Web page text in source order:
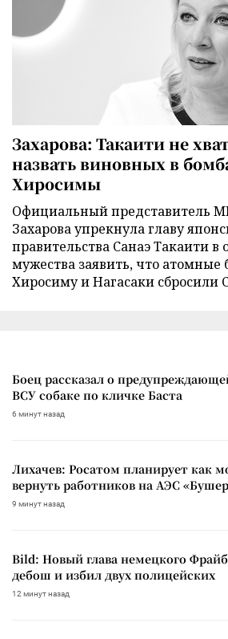
Захарова: Такаити не
назвать виновных в
Хиросимы
Официальный представитель
Захарова упрекнула главу
правительства Санаэ Такаити в
мужества заявить, что атомные
Хиросиму и Нагасаки сбросили
Боец рассказал о
ВСУ собаке по кличке Баста
6 минут назад
Лихачев: Росатом планирует как
вернуть работников на АЭС
9 минут назад
Bild: Новый глава немецкого
дебош и избил двух полицейских
12 минут назад